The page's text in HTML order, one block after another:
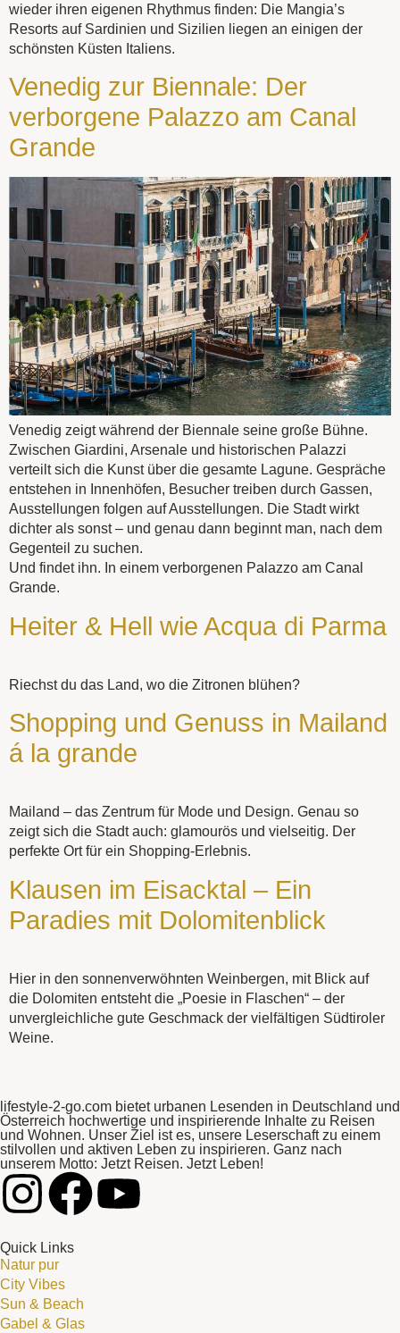
wieder ihren eigenen Rhythmus finden: Die Mangia’s
Resorts auf Sardinien und Sizilien liegen an einigen der
schönsten Küsten Italiens.
Venedig zur Biennale: Der
verborgene Palazzo am Canal
Grande
Venedig zeigt während der Biennale seine große Bühne.
Zwischen Giardini, Arsenale und historischen Palazzi
verteilt sich die Kunst über die gesamte Lagune. Gespräche
entstehen in Innenhöfen, Besucher treiben durch Gassen,
Ausstellungen folgen auf Ausstellungen. Die Stadt wirkt
dichter als sonst – und genau dann beginnt man, nach dem
Gegenteil zu suchen.
Und findet ihn. In einem verborgenen Palazzo am Canal
Grande.
Heiter & Hell wie Acqua di Parma
Riechst du das Land, wo die Zitronen blühen?
Shopping und Genuss in Mailand
á la grande
Mailand – das Zentrum für Mode und Design. Genau so
zeigt sich die Stadt auch: glamourös und vielseitig. Der
perfekte Ort für ein Shopping-Erlebnis.
Klausen im Eisacktal – Ein
Paradies mit Dolomitenblick
Hier in den sonnenverwöhnten Weinbergen, mit Blick auf
die Dolomiten entsteht die „Poesie in Flaschen“ – der
unvergleichliche gute Geschmack der vielfältigen Südtiroler
Weine.
lifestyle-2-go.com bietet urbanen Lesenden in Deutschland und
Österreich hochwertige und inspirierende Inhalte zu Reisen
und Wohnen. Unser Ziel ist es, unsere Leserschaft zu einem
stilvollen und aktiven Leben zu inspirieren. Ganz nach
unserem Motto: Jetzt Reisen. Jetzt Leben!
Quick Links
Natur pur
City Vibes
Sun & Beach
Gabel & Glas